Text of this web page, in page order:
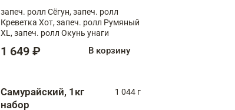
запеч. ролл Сёгун, запеч. ролл
Креветка Хот, запеч. ролл Румяный
XL, запеч. ролл Окунь унаги
1 649 ₽ В корзину
Самурайский, 1кг
набор
1 044 г